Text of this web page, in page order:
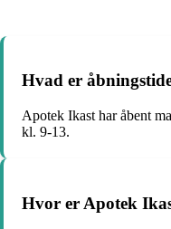
Hvad er
Apotek Ikast har åbent
kl. 9-13.
Hvor er Apotek